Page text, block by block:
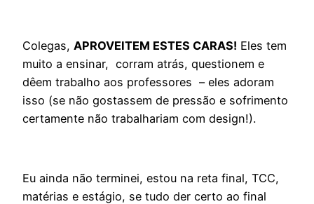
Colegas, APROVEITEM ESTES CARAS! Eles tem
muito a ensinar, corram atrás, questionem e
dêem trabalho aos professores – eles adoram
isso (se não gostassem de pressão e sofrimento
certamente não trabalhariam com design!).
Eu ainda não terminei, estou na reta final, TCC,
matérias e estágio, se tudo der certo ao final